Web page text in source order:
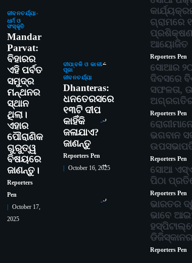
ଜୀବନଚର୍ଯ୍ୟା
ଧର୍ମ ଓ
ସଂସ୍କୃତି
Mandar
Parvat:
ବିହାରର
ଏହି ପର୍ବତ
ସମୁଦ୍ର
ମନ୍ଥନର
ସ୍ଥାନ
ଥିଲା।
ଏହାର
ପୌରାଣିକ
ଗୁରୁତ୍ୱ
ବିଷୟରେ
ଜାଣନ୍ତୁ।
Reporters
Pen
October 17,
2025
ଦୀପାବଳି ଓ କାଳୀ
ପୂଜା
ଜୀବନଚର୍ଯ୍ୟା
Dhanteras:
ଧନତେରସରେ
୧୩ଟି ଦୀପ
କାହିଁକି
ଜଳାଯାଏ?
ଜାଣନ୍ତୁ
Reporters Pen
October 16, 2025
ଗ୍ରାମରେ
ପ୍ରଶିକ୍ଷଣ
ଆୟୋଜିତ
Reporters Pen
2
ସୋଆର
ଦିବସରେ
ସଫଳତା,
Reporters Pen
3
ଭଗବାନ
Reporters Pen
4
ସୋଆ
ପିଠା
Reporters Pen
5
ଭାରତର
ଭାବେ
Reporters Pen